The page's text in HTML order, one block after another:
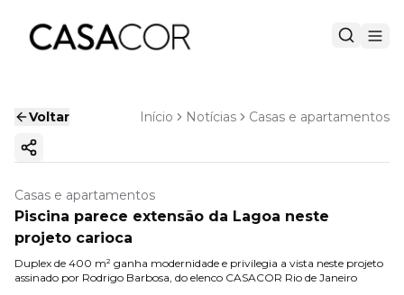
Voltar Início Notícias Casas e apartamentos
Copiar link
Casas e apartamentos
Piscina parece extensão da Lagoa neste
projeto carioca
Duplex de 400 m² ganha modernidade e privilegia a vista neste projeto
assinado por Rodrigo Barbosa, do elenco CASACOR Rio de Janeiro